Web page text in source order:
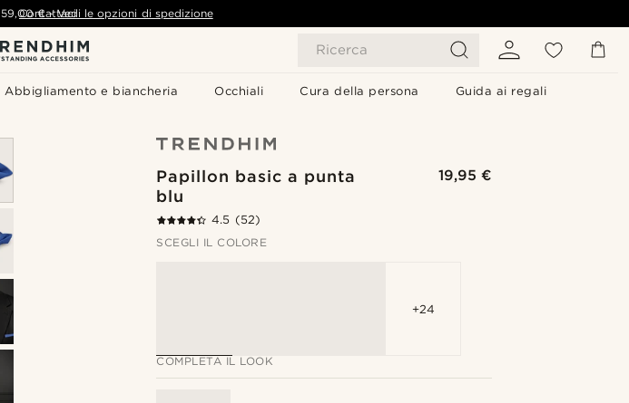
Ricerca
Abbigliamento e biancheria Occhiali Cura della persona Guida ai regali
59,00 € - Vedi le opzioni di spedizione
Contattaci
Papillon basic a punta
blu
19,95 €
4.5 (52)
SCEGLI IL COLORE
+24
COMPLETA IL LOOK